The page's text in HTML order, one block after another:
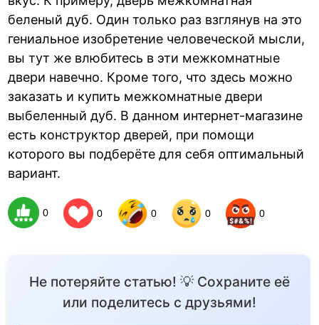
беленый дуб. Один только раз взглянув на это
гениальное изобретение человеческой мысли,
вы тут же влюбитесь в эти межкомнатные
двери навечно. Кроме того, что здесь можно
заказать и купить межкомнатные двери
выбеленный дуб. В данном интернет-магазине
есть конструктор дверей, при помощи
которого вы подберёте для себя оптимальный
вариант.
0 0 0 0 0
Не потеряйте статью! 💡 Сохраните её
или поделитесь с друзьями!